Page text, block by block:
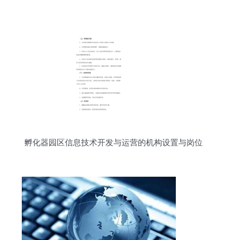
孵化器园区信息技术开发与运营的机构设置与岗位